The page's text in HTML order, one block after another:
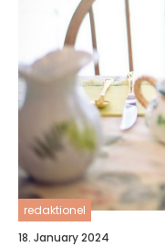
redaktionel
18. January 2024